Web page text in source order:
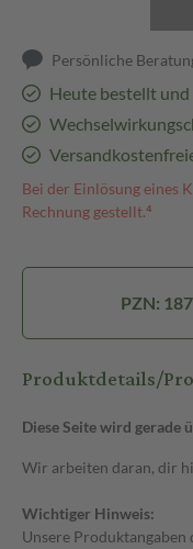
Persönliche
Heute bestellt und
Bei der Einlösung eines
Rechnung gestellt.⁴
PZN:
Produktdetails/
Diese Seite wird gerade
Wir arbeiten daran, dir
Wichtiger Hinweis:
Unsere